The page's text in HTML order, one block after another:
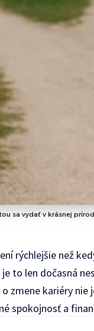
sa vydať v krásnej
rýchlejšie než
to len dočasná
zmene kariéry
spokojnosť a